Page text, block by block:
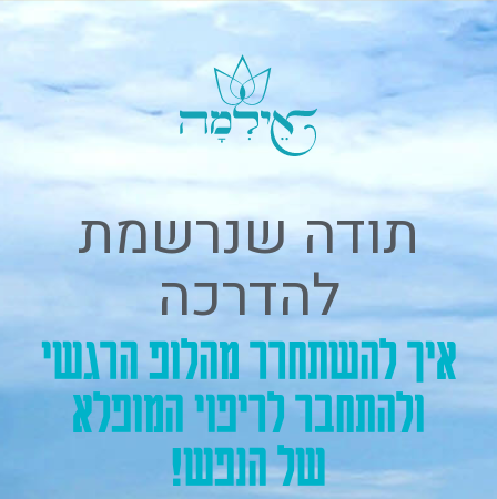
תודה שנרשמת
להדרכה
איך להשתחרר מהלופ הרגשי
ולהתחבר לריפוי המופלא
של הנפש!